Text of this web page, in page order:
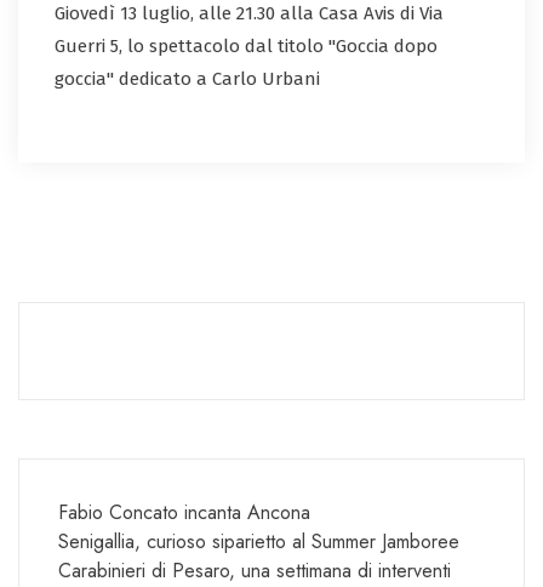
Giovedì 13 luglio, alle 21.30 alla Casa Avis di Via
Guerri 5, lo spettacolo dal titolo "Goccia dopo
goccia" dedicato a Carlo Urbani
Fabio Concato incanta Ancona
Senigallia, curioso siparietto al Summer Jamboree
Carabinieri di Pesaro, una settimana di interventi